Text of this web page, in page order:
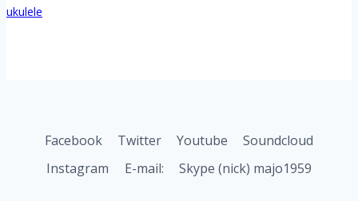
ukulele
Facebook Twitter Youtube
Soundcloud
Instagram
E-mail: Skype (nick) majo1959